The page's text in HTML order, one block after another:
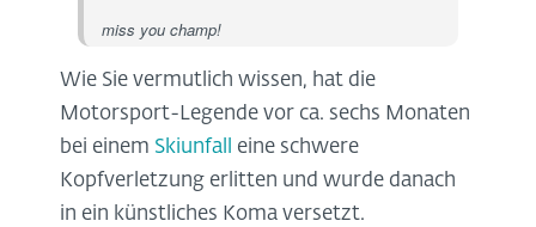
miss you champ!
Wie Sie vermutlich wissen, hat die
Motorsport-Legende vor ca. sechs Monaten
bei einem Skiunfall
eine schwere
Kopfverletzung erlitten und wurde danach
in ein künstliches Koma versetzt.